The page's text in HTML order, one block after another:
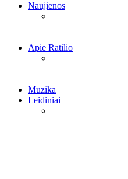
Naujienos
Apie Ratilio
Muzika
Leidiniai